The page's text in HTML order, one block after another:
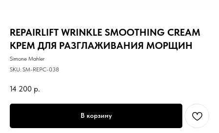
REPAIRLIFT WRINKLE SMOOTHING CREAM
КРЕМ ДЛЯ РАЗГЛАЖИВАНИЯ МОРЩИН
Simone Mahler
SKU: SM-REPC-038
14 200 р.
В корзину